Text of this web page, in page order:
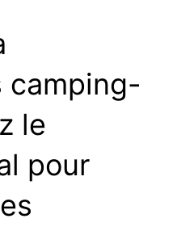
camping-
le
pour